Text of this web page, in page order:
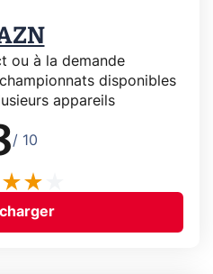
ou à la demande
disponibles
appareils
/ 10